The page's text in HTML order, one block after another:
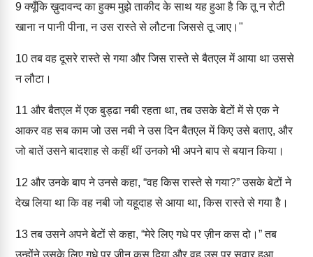
9क्यूँकि ख़ुदावन्द का हुक्म मुझे ताकीद के साथ यह हुआ है कि तू न रोटी
खाना न पानी पीना, न उस रास्ते से लौटना जिससे तू जाए।"
10तब वह दूसरे रास्ते से गया और जिस रास्ते से बैतएल में आया था उससे
न लौटा।
11 और बैतएल में एक बुड्ढा नबी रहता था, तब उसके बेटों में से एक ने
आकर वह सब काम जो उस नबी ने उस दिन बैतएल में किए उसे बताए, और
जो बातें उसने बादशाह से कहीं थीं उनको भी अपने बाप से बयान किया।
12 और उनके बाप ने उनसे कहा, “वह किस रास्ते से गया?” उसके बेटों ने
देख लिया था कि वह नबी जो यहूदाह से आया था, किस रास्ते से गया है।
13तब उसने अपने बेटों से कहा, “मेरे लिए गधे पर ज़ीन कस दो।” तब
उन्होंने उसके लिए गधे पर ज़ीन कस दिया और वह उस पर सवार हुआ,